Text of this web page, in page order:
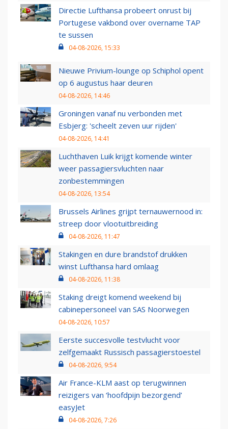
Directie Lufthansa probeert onrust bij
Portugese vakbond over overname TAP
te sussen
04-08-2026, 15:33
Nieuwe Privium-lounge op Schiphol opent
op 6 augustus haar deuren
04-08-2026, 14:46
Groningen vanaf nu verbonden met
Esbjerg: 'scheelt zeven uur rijden'
04-08-2026, 14:41
Luchthaven Luik krijgt komende winter
weer passagiersvluchten naar
zonbestemmingen
04-08-2026, 13:54
Brussels Airlines grijpt ternauwernood in:
streep door vlootuitbreiding
04-08-2026, 11:47
Stakingen en dure brandstof drukken
winst Lufthansa hard omlaag
04-08-2026, 11:38
Staking dreigt komend weekend bij
cabinepersoneel van SAS Noorwegen
04-08-2026, 10:57
Eerste succesvolle testvlucht voor
zelfgemaakt Russisch passagierstoestel
04-08-2026, 9:54
Air France-KLM aast op terugwinnen
reizigers van ‘hoofdpijn bezorgend’
easyJet
04-08-2026, 7:26